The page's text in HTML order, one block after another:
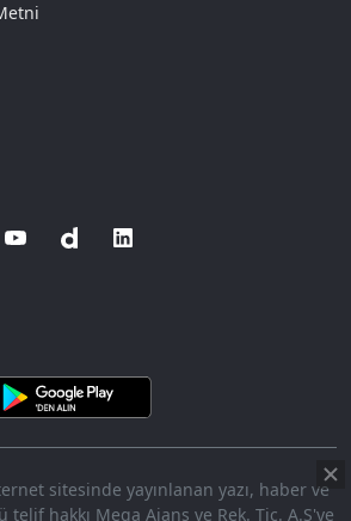
sitesinde yayınlanan yazı, haber ve
hakkı Mega Ajans ve Rek. Tic. A.Ş'ye